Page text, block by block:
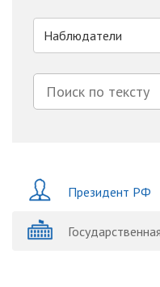
Наблюдатели
Президент РФ